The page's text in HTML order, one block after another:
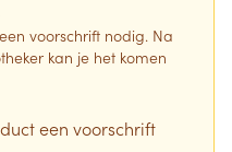
voorschrift nodig. Na
kan je het komen
een voorschrift